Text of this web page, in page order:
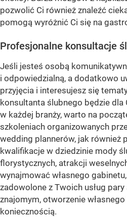
pozwolić Ci również znaleźć
pomogą wyróżnić Ci się na
Profesjonalne konsultacje
Jeśli jesteś osobą
i odpowiedzialną, a dodatkowo
przyjęcia i interesujesz się
konsultanta ślubnego będzie dla
w każdej branży, warto na
szkoleniach organizowanych
wedding plannerów, jak również
kwalifikacje w dziedzinie mody
florystycznych, atrakcji
wynajmować własnego
zadowolone z Twoich usług
znajomym, otworzenie
koniecznością.